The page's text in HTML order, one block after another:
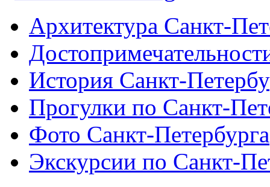
Архитектура Санкт-
История Санкт-
Прогулки по Санкт-
Фото Санкт-Петербурга
Экскурсии по Санкт-